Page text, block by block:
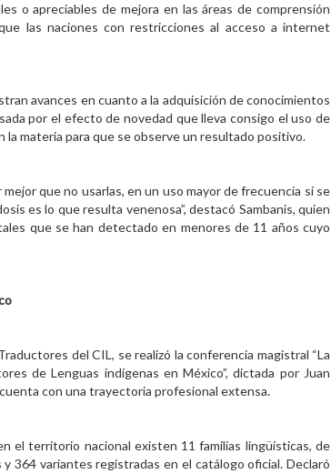
o apreciables de mejora en las áreas de comprensión
las naciones con restricciones al acceso a internet
avances en cuanto a la adquisición de conocimientos
por el efecto de novedad que lleva consigo el uso de
materia para que se observe un resultado positivo.
que no usarlas, en un uso mayor de frecuencia sí se
es lo que resulta venenosa”, destacó Sambanis, quien
que se han detectado en menores de 11 años cuyo
del CIL, se realizó la conferencia magistral “La
de Lenguas indígenas en México”, dictada por Juan
con una trayectoria profesional extensa.
el territorio nacional existen 11 familias lingüísticas, de
364 variantes registradas en el catálogo oficial. Declaró